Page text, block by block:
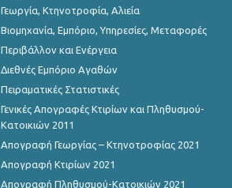
Αυγούστου 2023
Ιουνίου 2023
Απριλίου 2023
Φεβρουαρίου 2023
Γεωργία, Κτηνοτροφία, Αλιεία
Βιομηχανία, Εμπόριο, Υπηρεσίες, Μεταφορές
Περιβάλλον και Ενέργεια
Διεθνές Εμπόριο Αγαθών
Πειραματικές Στατιστικές
Γενικές Απογραφές Κτιρίων και Πληθυσμού-
Κατοικιών 2011
Απογραφή Γεωργίας – Κτηνοτροφίας 2021
Απογραφή Κτιρίων 2021
Απογραφή Πληθυσμού-Κατοικιών 2021